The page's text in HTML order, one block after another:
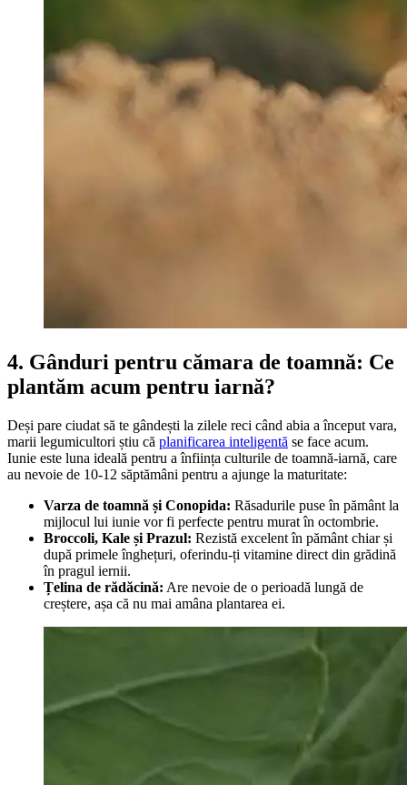
4. Gânduri pentru cămara de toamnă: Ce
plantăm acum pentru iarnă?
Deși pare ciudat să te gândești la zilele reci când abia a început vara,
marii legumicultori știu că planificarea inteligentă se face acum.
Iunie este luna ideală pentru a înființa culturile de toamnă-iarnă, care
au nevoie de 10-12 săptămâni pentru a ajunge la maturitate:
Varza de toamnă și Conopida: Răsadurile puse în pământ la
mijlocul lui iunie vor fi perfecte pentru murat în octombrie.
Broccoli, Kale și Prazul: Rezistă excelent în pământ chiar și
după primele înghețuri, oferindu-ți vitamine direct din grădină
în pragul iernii.
Țelina de rădăcină: Are nevoie de o perioadă lungă de
creștere, așa că nu mai amâna plantarea ei.